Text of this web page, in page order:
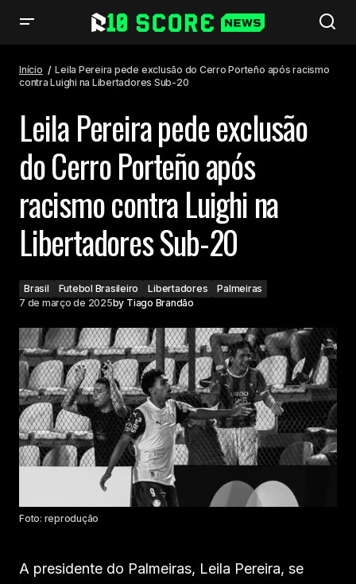
na Libertadores Sub-20
Início
Leila Pereira pede exclusão do Cerro Porteño após racismo
contra Luighi na Libertadores Sub-20
Leila Pereira pede exclusão
do Cerro Porteño após
racismo contra Luighi na
Libertadores Sub-20
Brasil Futebol Brasileiro Libertadores
Palmeiras
7 de março de 2025by Tiago Brandão
Foto: reprodução
A presidente do Palmeiras, Leila Pereira, se